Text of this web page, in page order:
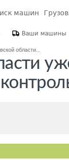
машин
Ваши машины
области...